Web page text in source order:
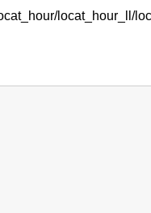
locat_hour_ll/